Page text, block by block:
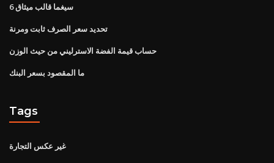
6 سيغما قالب ميثاق
تحديد سعر الصرف ثابت ومرنة
حساب قيمة الفضة الاسترليني من حيث الوزن
ما المقصود بسعر البنك
Tags
غير عكس التجارة